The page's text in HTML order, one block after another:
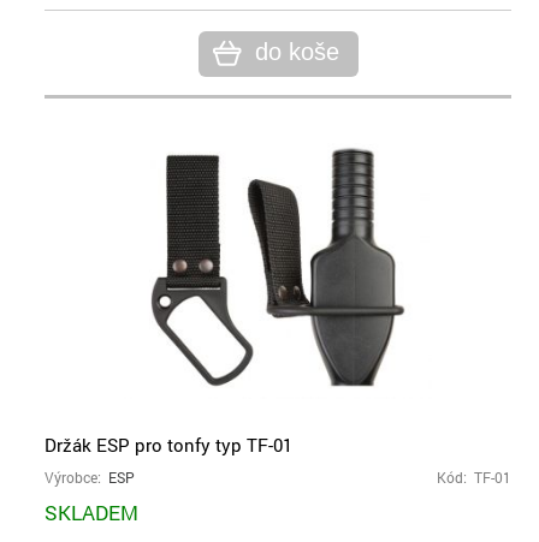
do koše
Držák ESP pro tonfy typ TF-01
Výrobce: ESP Kód: TF-01
SKLADEM